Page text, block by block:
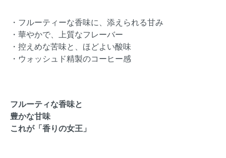
・フルーティーな香味に、添えられる甘み
・華やかで、上質なフレーバー
・控えめな苦味と、ほどよい酸味
・ウォッシュド精製のコーヒー感
フルーティな香味と
豊かな甘味
これが「香りの女王」